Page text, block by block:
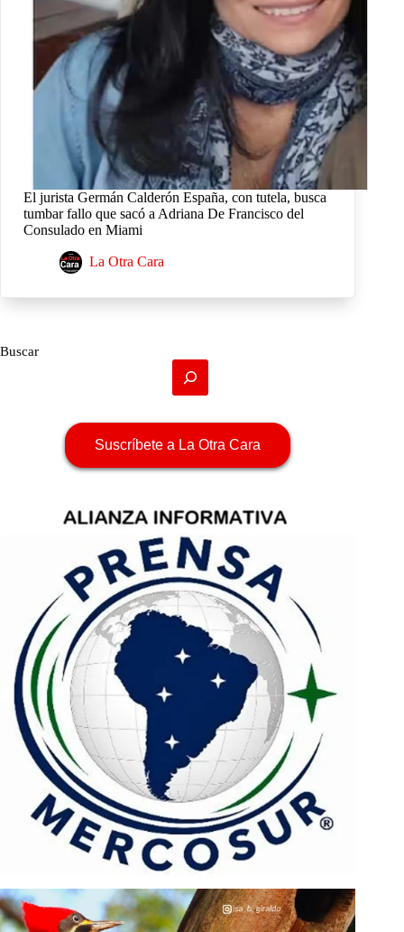
El jurista Germán Calderón España, con tutela, busca
tumbar fallo que sacó a Adriana De Francisco del
Consulado en Miami
La Otra Cara
Buscar
Suscríbete a La Otra Cara